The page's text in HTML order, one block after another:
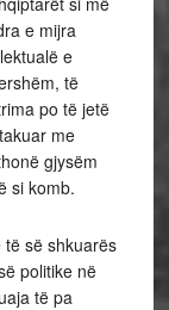
e mijra
e
të
po të jetë
me
gjysëm
si komb.
së shkuarës
politike në
të pa